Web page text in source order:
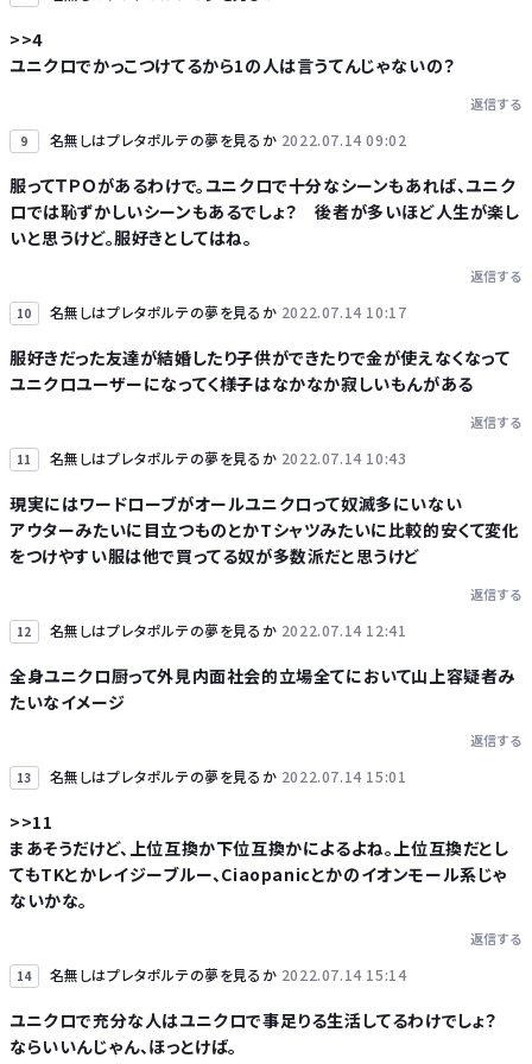
>>4
ユニクロでかっこつけてるから1の人は言うてんじゃないの？
返信する
9 名無しはプレタポルテの夢を見るか 2022.07.14 09:02
服ってＴＰＯがあるわけで。ユニクロで十分なシーンもあれば、ユニク
ロでは恥ずかしいシーンもあるでしょ？ 後者が多いほど人生が楽し
いと思うけど。服好きとしてはね。
返信する
10 名無しはプレタポルテの夢を見るか 2022.07.14 10:17
服好きだった友達が結婚したり子供ができたりで金が使えなくなって
ユニクロユーザーになってく様子はなかなか寂しいもんがある
返信する
11 名無しはプレタポルテの夢を見るか 2022.07.14 10:43
現実にはワードローブがオールユニクロって奴滅多にいない
アウターみたいに目立つものとかTシャツみたいに比較的安くて変化
をつけやすい服は他で買ってる奴が多数派だと思うけど
返信する
12 名無しはプレタポルテの夢を見るか 2022.07.14 12:41
全身ユニクロ厨って外見内面社会的立場全てにおいて山上容疑者み
たいなイメージ
返信する
13 名無しはプレタポルテの夢を見るか 2022.07.14 15:01
>>11
まあそうだけど、上位互換か下位互換かによるよね。上位互換だとし
てもTKとかレイジーブルー、Ciaopanicとかのイオンモール系じゃ
ないかな。
返信する
14 名無しはプレタポルテの夢を見るか 2022.07.14 15:14
ユニクロで充分な人はユニクロで事足りる生活してるわけでしょ？
ならいいんじゃん、ほっとけば。